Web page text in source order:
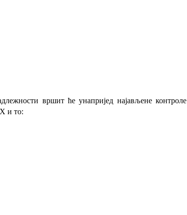
вршит ће унапријед најављенеконтроле
и то: